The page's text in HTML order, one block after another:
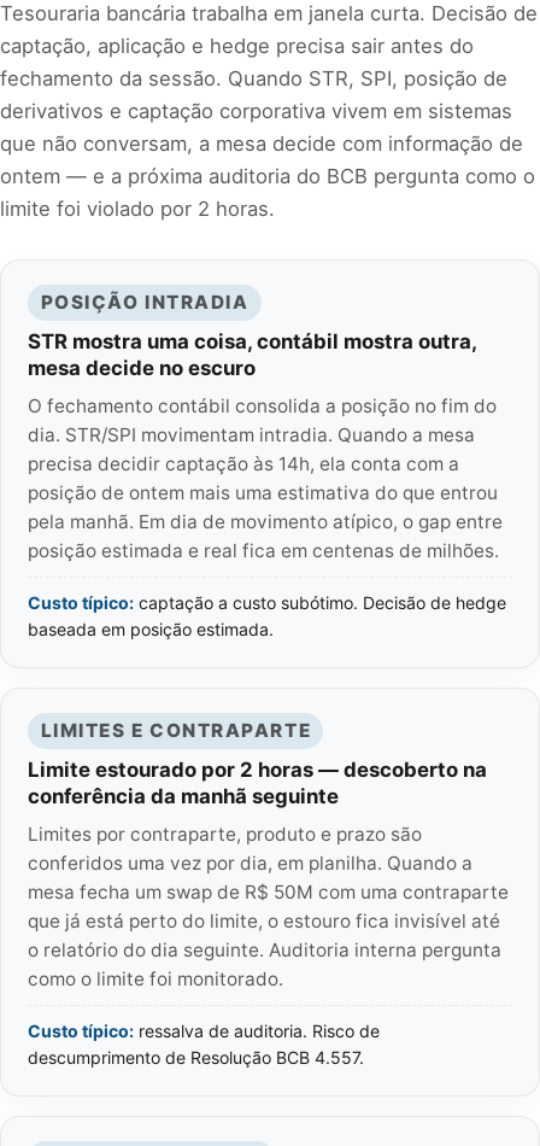
Tesouraria bancária trabalha em janela curta. Decisão de
captação, aplicação e hedge precisa sair antes do
fechamento da sessão. Quando STR, SPI, posição de
derivativos e captação corporativa vivem em sistemas
que não conversam, a mesa decide com informação de
ontem — e a próxima auditoria do BCB pergunta como o
limite foi violado por 2 horas.
POSIÇÃO INTRADIA
STR mostra uma coisa, contábil mostra outra,
mesa decide no escuro
O fechamento contábil consolida a posição no fim do
dia. STR/SPI movimentam intradia. Quando a mesa
precisa decidir captação às 14h, ela conta com a
posição de ontem mais uma estimativa do que entrou
pela manhã. Em dia de movimento atípico, o gap entre
posição estimada e real fica em centenas de milhões.
Custo típico: captação a custo subótimo. Decisão de hedge
baseada em posição estimada.
LIMITES E CONTRAPARTE
Limite estourado por 2 horas — descoberto na
conferência da manhã seguinte
Limites por contraparte, produto e prazo são
conferidos uma vez por dia, em planilha. Quando a
mesa fecha um swap de R$ 50M com uma contraparte
que já está perto do limite, o estouro fica invisível até
o relatório do dia seguinte. Auditoria interna pergunta
como o limite foi monitorado.
Custo típico: ressalva de auditoria. Risco de
descumprimento de Resolução BCB 4.557.